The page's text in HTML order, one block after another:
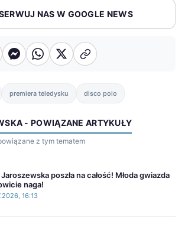
NAS W GOOGLE NEWS
premiera teledysku disco polo
- POWIĄZANE ARTYKUŁY
z tym tematem
poszła na całość! Młoda gwiazda
naga!
16:13